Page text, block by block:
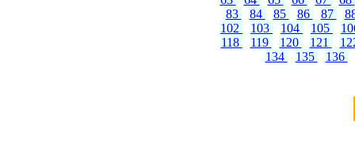
83
84 85 86 87
102
103 104 105
118
119 120 121
134
135 136